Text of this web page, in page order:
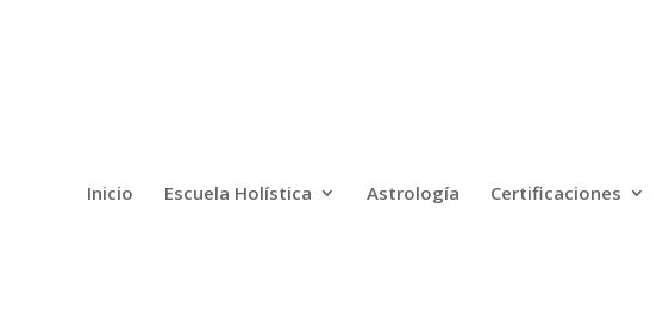
Inicio Escuela Holística Astrología Certificaciones